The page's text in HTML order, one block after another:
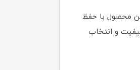
است. این محصول با حفظ
و انتخاب